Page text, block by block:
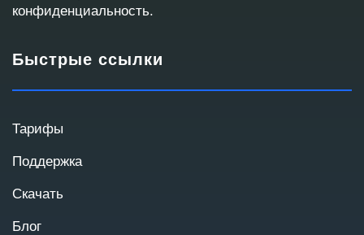
конфиденциальность.
Быстрые ссылки
Тарифы
Поддержка
Скачать
Блог